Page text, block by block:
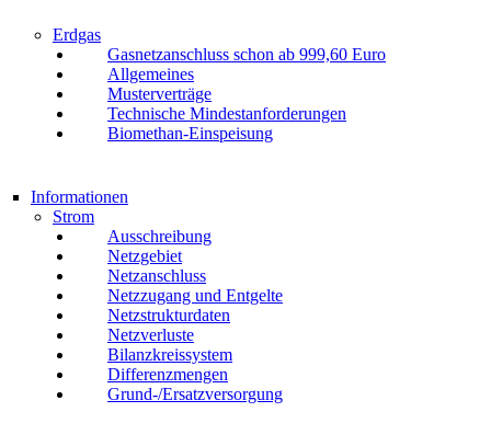
Erdgas
Gasnetzanschluss schon ab 999,60 Euro
Allgemeines
Musterverträge
Technische Mindestanforderungen
Biomethan-Einspeisung
Informationen
Strom
Ausschreibung
Netzgebiet
Netzanschluss
Netzzugang und Entgelte
Netzstrukturdaten
Netzverluste
Bilanzkreissystem
Differenzmengen
Grund-/Ersatzversorgung